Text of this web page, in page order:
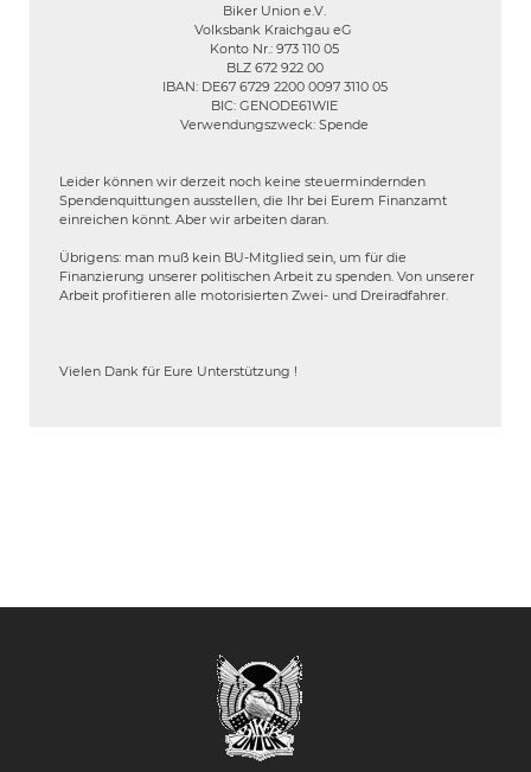
Biker Union e.V.
Volksbank Kraichgau eG
Konto Nr.: 973 110 05
BLZ 672 922 00
IBAN: DE67 6729 2200 0097 3110 05
BIC: GENODE61WIE
Verwendungszweck: Spende
Leider können wir derzeit noch keine steuermindernden
Spendenquittungen ausstellen, die Ihr bei Eurem Finanzamt
einreichen könnt. Aber wir arbeiten daran.
Übrigens: man muß kein BU-Mitglied sein, um für die
Finanzierung unserer politischen Arbeit zu spenden. Von unserer
Arbeit profitieren alle motorisierten Zwei- und Dreiradfahrer.
Vielen Dank für Eure Unterstützung !